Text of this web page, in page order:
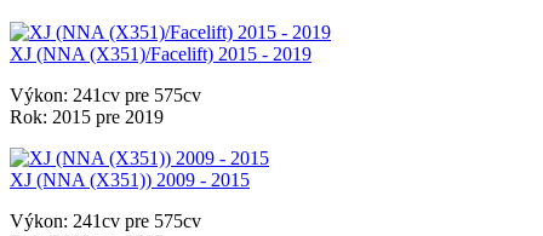
XJ (NNA (X351)/Facelift) 2015 - 2019
Výkon: 241cv pre 575cv
Rok: 2015 pre 2019
XJ (NNA (X351)) 2009 - 2015
Výkon: 241cv pre 575cv